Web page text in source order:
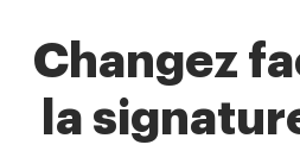
Changez
la